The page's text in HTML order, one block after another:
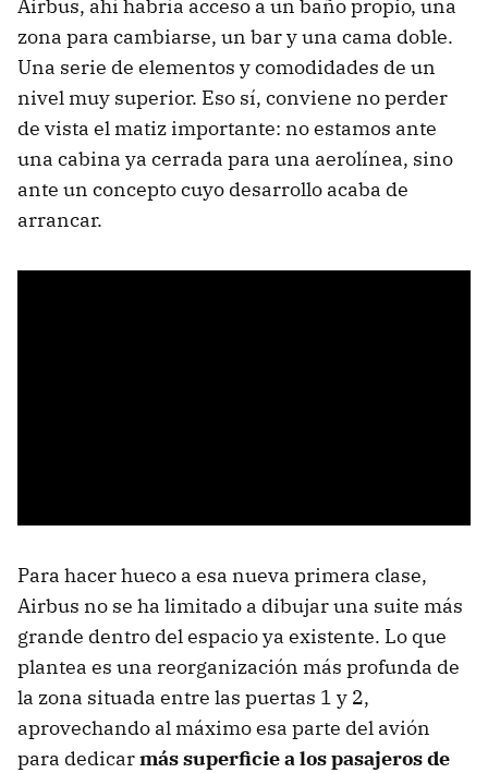
Airbus, ahí habría acceso a un baño propio, una
zona para cambiarse, un bar y una cama doble.
Una serie de elementos y comodidades de un
nivel muy superior. Eso sí, conviene no perder
de vista el matiz importante: no estamos ante
una cabina ya cerrada para una aerolínea, sino
ante un concepto cuyo desarrollo acaba de
arrancar.
Para hacer hueco a esa nueva primera clase,
Airbus no se ha limitado a dibujar una suite más
grande dentro del espacio ya existente. Lo que
plantea es una reorganización más profunda de
la zona situada entre las puertas 1 y 2,
aprovechando al máximo esa parte del avión
para dedicarmás superficie a los pasajeros de